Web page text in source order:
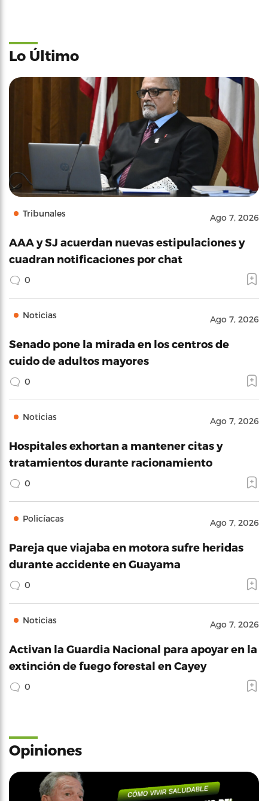
Lo Último
Tribunales Ago 7, 2026
AAA y SJ acuerdan nuevas estipulaciones y
cuadran notificaciones por chat
0
Noticias Ago 7, 2026
Senado pone la mirada en los centros de
cuido de adultos mayores
0
Noticias Ago 7, 2026
Hospitales exhortan a mantener citas y
tratamientos durante racionamiento
0
Policíacas Ago 7, 2026
Pareja que viajaba en motora sufre heridas
durante accidente en Guayama
0
Noticias Ago 7, 2026
Activan la Guardia Nacional para apoyar en la
extinción de fuego forestal en Cayey
0
Opiniones